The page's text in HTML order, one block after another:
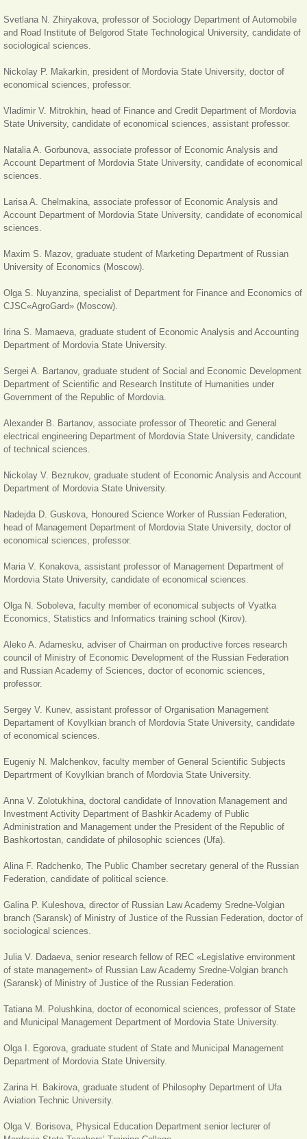
Svetlana N. Zhiryakova, professor of Sociology Department of Automobile
and Road Institute of Belgorod State Technological University, candidate of
sociological sciences.
Nickolay P. Makarkin, president of Mordovia State University, doctor of
economical sciences, professor.
Vladimir V. Mitrokhin, head of Finance and Credit Department of Mordovia
State University, candidate of economical sciences, assistant professor.
Natalia A. Gorbunova, associate professor of Economic Analysis and
Account Department of Mordovia State University, candidate of economical
sciences.
Larisa A. Chelmakina, associate professor of Economic Analysis and
Account Department of Mordovia State University, candidate of economical
sciences.
Maxim S. Mazov, graduate student of Marketing Department of Russian
University of Economics (Moscow).
Olga S. Nuyanzina, specialist of Department for Finance and Economics of
CJSC«AgroGard» (Moscow).
Irina S. Mamaeva, graduate student of Economic Analysis and Accounting
Department of Mordovia State University.
Sergei A. Bartanov, graduate student of Social and Economic Development
Department of Scientific and Research Institute of Humanities under
Government of the Republic of Mordovia.
Alexander B. Bartanov, associate professor of Theoretic and General
electrical engineering Department of Mordovia State University, candidate
of technical sciences.
Nickolay V. Bezrukov, graduate student of Economic Analysis and Account
Department of Mordovia State University.
Nadejda D. Guskova, Honoured Science Worker of Russian Federation,
head of Management Department of Mordovia State University, doctor of
economical sciences, professor.
Maria V. Konakova, assistant professor of Management Department of
Mordovia State University, candidate of economical sciences.
Olga N. Soboleva, faculty member of economical subjects of Vyatka
Economics, Statistics and Informatics training school (Kirov).
Aleko A. Adamesku, adviser of Chairman on productive forces research
council of Ministry of Economic Development of the Russian Federation
and Russian Academy of Sciences, doctor of economic sciences,
professor.
Sergey V. Kunev, assistant professor of Organisation Management
Departament of Kovylkian branch of Mordovia State University, candidate
of economical sciences.
Eugeniy N. Malchenkov, faculty member of General Scientific Subjects
Departrment of Kovylkian branch of Mordovia State University.
Anna V. Zolotukhina, doctoral candidate of Innovation Management and
Investment Activity Department of Bashkir Academy of Public
Administration and Management under the President of the Republic of
Bashkortostan, candidate of philosophic sciences (Ufa).
Alina F. Radchenko, The Public Chamber secretary general of the Russian
Federation, candidate of political science.
Galina P. Kuleshova, director of Russian Law Academy Sredne-Volgian
branch (Saransk) of Ministry of Justice of the Russian Federation, doctor of
sociological sciences.
Julia V. Dadaeva, senior research fellowof REC «Legislative environment
of state management» of Russian Law Academy Sredne-Volgian branch
(Saransk) of Ministry of Justice of the Russian Federation.
Tatiana M. Polushkina, doctor of economical sciences, professor of State
and Municipal Management Department of Mordovia State University.
Olga I. Egorova, graduate student of State and Municipal Management
Department of Mordovia State University.
Zarina H. Bakirova, graduate student of Philosophy Department of Ufa
Aviation Technic University.
Olga V. Borisova, Physical Education Department senior lecturer of